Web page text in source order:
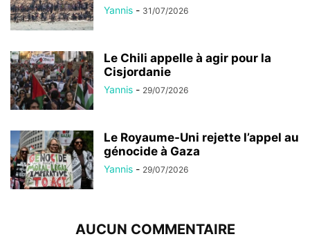
Yannis - 31/07/2026
Le Chili appelle à agir pour la
Cisjordanie
Yannis - 29/07/2026
Le Royaume-Uni rejette l’appel au
génocide à Gaza
Yannis - 29/07/2026
AUCUN COMMENTAIRE